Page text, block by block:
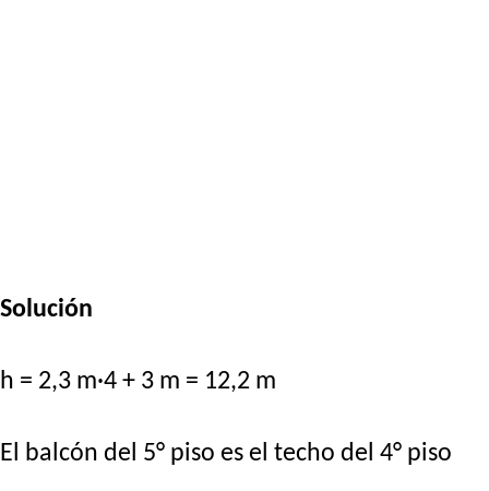
Solución
h = 2,3 m·4 + 3 m = 12,2 m
El balcón del 5° piso es el techo del 4° piso